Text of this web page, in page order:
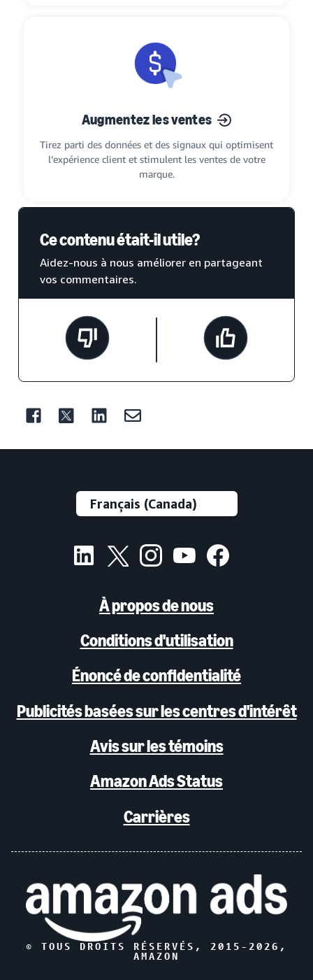
Augmentez les ventes
Tirez parti des données et des signaux qui optimisent
l’expérience client et stimulent les ventes de votre
marque.
Ce contenu était-il utile?
Aidez-nous à nous améliorer en partageant
vos commentaires.
À propos de nous
Conditions d'utilisation
Énoncé de confidentialité
Publicités basées sur les centres d'intérêt
Avis sur les témoins
Amazon Ads Status
Carrières
© TOUS DROITS RÉSERVÉS, 2015- 2026 ,
AMAZON